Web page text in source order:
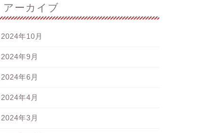
アーカイブ
2024年10月
2024年9月
2024年6月
2024年4月
2024年3月